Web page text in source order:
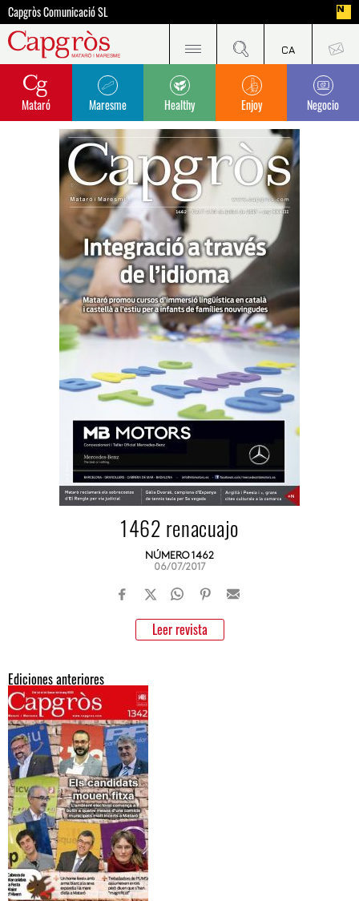
Capgròs Comunicació SL
Mataró Maresme Healthy Enjoy Negocio
1462 renacuajo
NÚMERO 1462
06/07/2017
Leer revista
Ediciones anteriores